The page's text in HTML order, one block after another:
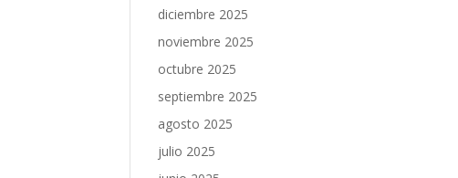
diciembre 2025
noviembre 2025
octubre 2025
septiembre 2025
agosto 2025
julio 2025